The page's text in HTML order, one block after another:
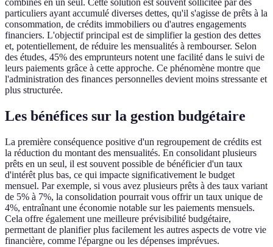
combinés en un seul. Cette solution est souvent sollicitée par des
particuliers ayant accumulé diverses dettes, qu'il s'agisse de prêts à la
consommation, de crédits immobiliers ou d'autres engagements
financiers. L'objectif principal est de simplifier la gestion des dettes
et, potentiellement, de réduire les mensualités à rembourser. Selon
des études, 45% des emprunteurs notent une facilité dans le suivi de
leurs paiements grâce à cette approche. Ce phénomène montre que
l'administration des finances personnelles devient moins stressante et
plus structurée.
Les bénéfices sur la gestion budgétaire
La première conséquence positive d'un regroupement de crédits est
la réduction du montant des mensualités. En consolidant plusieurs
prêts en un seul, il est souvent possible de bénéficier d'un taux
d'intérêt plus bas, ce qui impacte significativement le budget
mensuel. Par exemple, si vous avez plusieurs prêts à des taux variant
de 5% à 7%, la consolidation pourrait vous offrir un taux unique de
4%, entraînant une économie notable sur les paiements mensuels.
Cela offre également une meilleure prévisibilité budgétaire,
permettant de planifier plus facilement les autres aspects de votre vie
financière, comme l'épargne ou les dépenses imprévues.